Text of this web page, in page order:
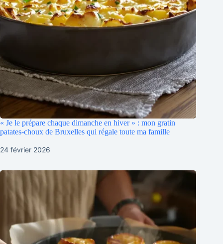
« Je le prépare chaque dimanche en hiver » : mon gratin
patates-choux de Bruxelles qui régale toute ma famille
24 février 2026